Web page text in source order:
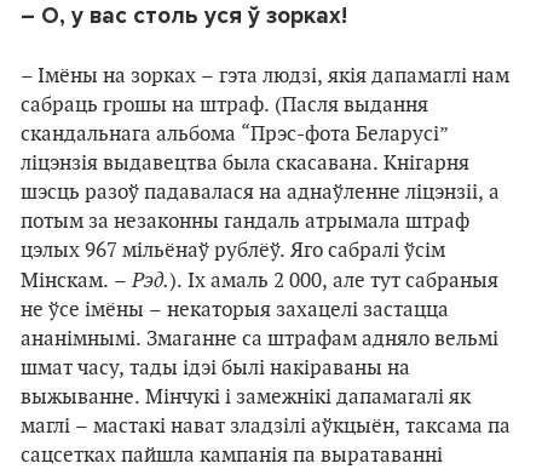
– О, у вас столь уся ў зорках!
– Імёны на зорках – гэта людзі, якія дапамаглі нам
сабраць грошы на штраф. (Пасля выдання
скандальнага альбома “Прэс-фота Беларусі”
ліцэнзія выдавецтва была скасавана. Кнігарня
шэсць разоў падавалася на аднаўленне ліцэнзіі, а
потым за незаконны гандаль атрымала штраф
цэлых 967 мільёнаў рублёў. Яго сабралі ўсім
Мінскам. –Рэд.). Іх амаль 2 000, але тут сабраныя
не ўсе імёны – некаторыя захацелі застацца
ананімнымі. Змаганне са штрафам адняло вельмі
шмат часу, тады ідэі былі накіраваны на
выжыванне. Мінчукі і замежнікі дапамагалі як
маглі – мастакі нават зладзілі аўкцыён, таксама па
сацсетках пайшла кампанія па выратаванні